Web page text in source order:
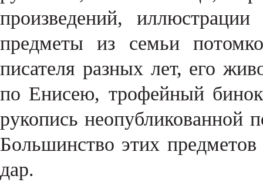
произведений,
предметы из семьи
писателя разных лет, его
по Енисею, трофейный
рукопись
Большинство этих
дар.